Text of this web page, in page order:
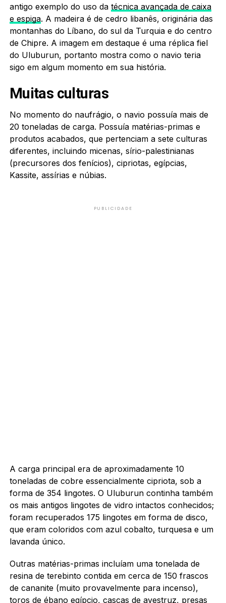
antigo exemplo do uso da técnica avançada de caixa
e espiga. A madeira é de cedro libanês, originária das
montanhas do Líbano, do sul da Turquia e do centro
de Chipre. A imagem em destaque é uma réplica fiel
do Uluburun, portanto mostra como o navio teria
sigo em algum momento em sua história.
Muitas culturas
No momento do naufrágio, o navio possuía mais de
20 toneladas de carga. Possuía matérias-primas e
produtos acabados, que pertenciam a sete culturas
diferentes, incluindo micenas, sírio-palestinianas
(precursores dos fenícios), cipriotas, egípcias,
Kassite, assírias e núbias.
PUBLICIDADE
A carga principal era de aproximadamente 10
toneladas de cobre essencialmente cipriota, sob a
forma de 354 lingotes. O Uluburun continha também
os mais antigos lingotes de vidro intactos conhecidos;
foram recuperados 175 lingotes em forma de disco,
que eram coloridos com azul cobalto, turquesa e um
lavanda único.
Outras matérias-primas incluíam uma tonelada de
resina de terebinto contida em cerca de 150 frascos
de cananite (muito provavelmente para incenso),
toros de ébano egípcio, cascas de avestruz, presas